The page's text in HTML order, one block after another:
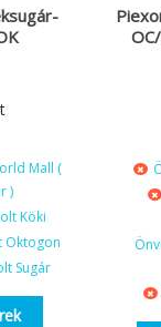
Mall (
)
Köki
Oktogon
Sugár